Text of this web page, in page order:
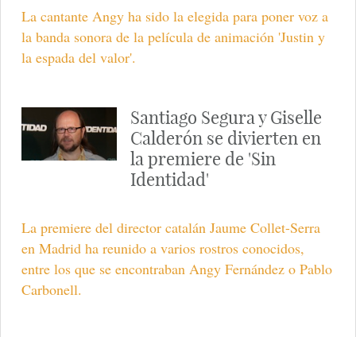
La cantante Angy ha sido la elegida para poner voz a
la banda sonora de la película de animación 'Justin y
la espada del valor'.
Santiago Segura y Giselle
Calderón se divierten en
la premiere de 'Sin
Identidad'
La premiere del director catalán Jaume Collet-Serra
en Madrid ha reunido a varios rostros conocidos,
entre los que se encontraban Angy Fernández o Pablo
Carbonell.